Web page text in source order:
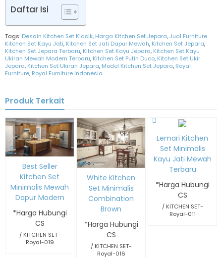
Daftar Isi
Tags: Desain Kitchen Set Klasik, Harga Kitchen Set Jepara,Jual Furniture
Kitchen Set Kayu Jati, Kitchen Set Jati Dapur Mewah, Kitchen Set Jepara,
Kitchen Set Jepara Terbaru, Kitchen Set Kayu Jepara, Kitchen Set Kayu
Ukiran Mewah Modern Terbaru, Kitchen Set Putih Duco, Kitchen Set Ukir
Jepara, Kitchen Set Ukiran Jepara, Model Kitchen Set Jepara, Royal
Furniture, Royal Furniture Indonesia
Produk Terkait
Best Seller
Kitchen Set
Minimalis Mewah
Dapur Modern
*Harga Hubungi
CS
/ KITCHEN SET-
Royal-019
White Kitchen
Set Minimalis
Combination
Brown
*Harga Hubungi
CS
/ KITCHEN SET-
Royal-016
Lemari Kitchen
Set Minimalis
Kayu Jati Mewah
Terbaru
*Harga Hubungi
CS
/ KITCHEN SET-
Royal-011